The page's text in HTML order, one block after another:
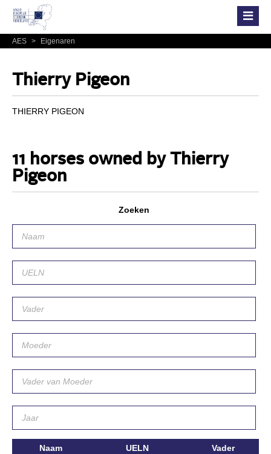
AES > Eigenaren
Thierry Pigeon
THIERRY PIGEON
11 horses owned by Thierry
Pigeon
Zoeken
Naam UELN
Vader